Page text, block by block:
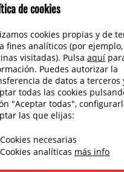
de un
de cookies
cookies propias y de
fines analíticos (por ejemplo,
visitadas). Pulsa aquí
Puedes autorizar la
de datos a terceros
todas las cookies
"Aceptar todas",
las que elijas:
Cookies necesarias
Cookies analíticas más info